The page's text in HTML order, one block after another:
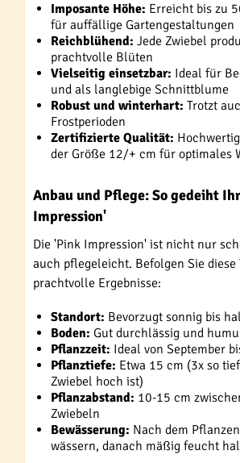
Imposante Höhe: Erreicht bis zu
für auffällige Gartengestaltungen
Reichblühend: Jede Zwiebel
prachtvolle Blüten
Vielseitig einsetzbar: Ideal für
und als langlebige Schnittblume
Robust und winterhart: Trotzt
Frostperioden
Zertifizierte Qualität:
der Größe 12/+ cm für optimales
Anbau und Pflege: So gedeiht
Impression'
Die 'Pink Impression' ist nicht nur
auch pflegeleicht. Befolgen Sie diese
prachtvolle Ergebnisse:
Standort: Bevorzugt sonnig bis
Boden: Gut durchlässig und
Pflanzzeit: Ideal von September
Pflanztiefe: Etwa 15 cm (3x so
Zwiebel hoch ist)
Pflanzabstand: 10-15 cm
Zwiebeln
Bewässerung: Nach dem
wässern, danach mäßig feucht